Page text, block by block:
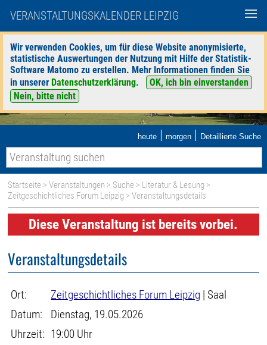
VERANSTALTUNGSKALENDER LEIPZIG
Wir verwenden Cookies, um für diese Website anonymisierte,
statistische Auswertungen der Nutzung mit Hilfe der Statistik-
Software Matomo zu erstellen. Mehr Informationen finden Sie
in unserer Datenschutzerklärung.
OK, ich bin einverstanden
Nein, bitte nicht
heute | morgen | Detaillierte Suche
Startseite >Veranstaltungen > Suche > Literatur & Lesung >
Zeitgeschichtliches Forum Leipzig > Veranstaltungsdetails
Diese Veranstaltung ist bereits vorbei.
Veranstaltungsdetails
Ort: Zeitgeschichtliches Forum Leipzig | Saal
Datum:
Dienstag, 19.05.2026
Uhrzeit: 19:00 Uhr